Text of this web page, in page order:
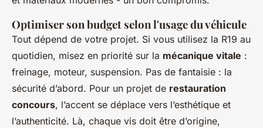
Optimiser son budget selon l'usage du véhicule
Tout dépend de votre projet. Si vous utilisez la R19 au
quotidien, misez en priorité sur la mécanique vitale :
freinage, moteur, suspension. Pas de fantaisie : la
sécurité d’abord. Pour un projet de restauration
concours, l’accent se déplace vers l’esthétique et
l’authenticité. Là, chaque vis doit être d’origine,